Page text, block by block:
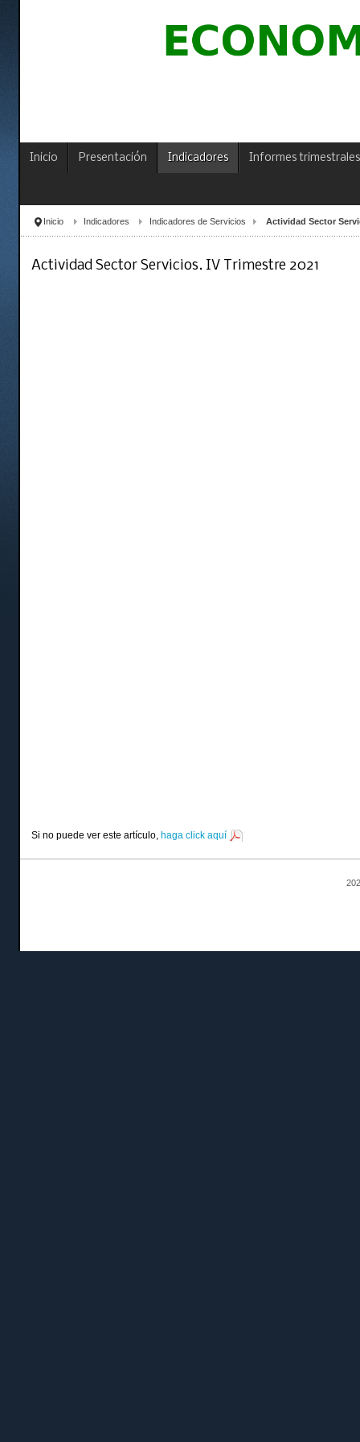
Inicio Presentación Indicadores Informes trimestrales
Inicio Indicadores Indicadores de Servicios Actividad Sector
Actividad Sector Servicios. IV Trimestre 2021
Si no puede ver este artículo, haga click aquí